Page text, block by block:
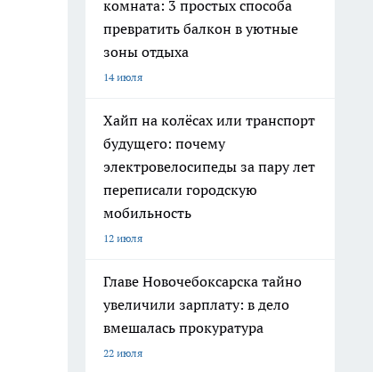
комната: 3 простых способа
превратить балкон в уютные
зоны отдыха
14 июля
Хайп на колёсах или транспорт
будущего: почему
электровелосипеды за пару лет
переписали городскую
мобильность
12 июля
Главе Новочебоксарска тайно
увеличили зарплату: в дело
вмешалась прокуратура
22 июля